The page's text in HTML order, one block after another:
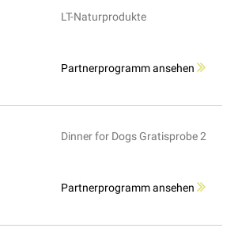
LT-Naturprodukte
Partnerprogramm ansehen
Dinner for Dogs Gratisprobe 2
Partnerprogramm ansehen